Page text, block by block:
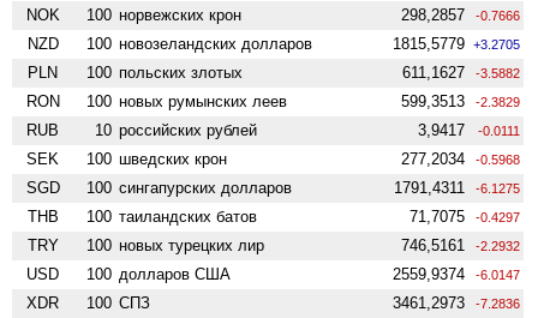
NOK 100 норвежских крон 298,2857 -0.7666
NZD 100 ново­зеландских долларов 1815,5779 +3.2705
PLN 100 польских злотых 611,1627 -3.5882
RON 100 новых румынских леев 599,3513 -2.3829
RUB 10 российских рублей 3,9417 -0.0111
SEK 100 шведских крон 277,2034 -0.5968
SGD 100 сингапурских долларов 1791,4311 -6.1275
THB 100 таиландских батов 71,7075 -0.4297
TRY 100 новых турецких лир 746,5161 -2.2932
USD 100 долларов США 2559,9374 -6.0147
XDR 100 СПЗ 3461,2973 -7.2836